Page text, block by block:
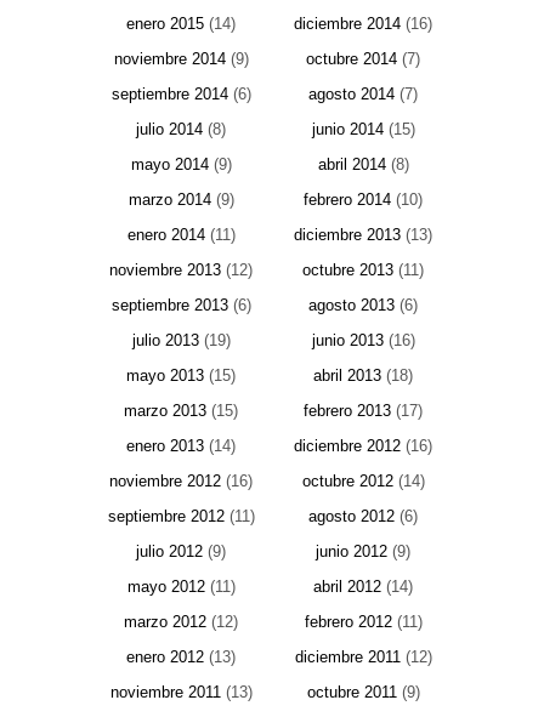
enero 2015 (14) diciembre 2014 (16)
noviembre 2014(9) octubre 2014 (7)
septiembre 2014(6) agosto 2014 (7)
julio 2014 (8) junio 2014(15)
mayo 2014(9) abril 2014(8)
marzo 2014(9) febrero 2014 (10)
enero 2014(11) diciembre 2013 (13)
noviembre 2013 (12) octubre 2013 (11)
septiembre 2013(6) agosto 2013 (6)
julio 2013(19) junio 2013(16)
mayo 2013 (15) abril 2013 (18)
marzo 2013 (15) febrero 2013 (17)
enero 2013 (14) diciembre 2012 (16)
noviembre 2012 (16) octubre 2012(14)
septiembre 2012(11) agosto 2012 (6)
julio 2012 (9) junio 2012 (9)
mayo 2012(11) abril 2012 (14)
marzo 2012 (12) febrero 2012(11)
enero 2012 (13) diciembre 2011(12)
noviembre 2011(13) octubre 2011(9)